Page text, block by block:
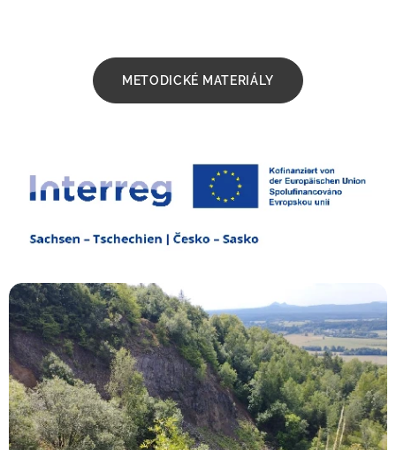
METODICKÉ MATERIÁLY